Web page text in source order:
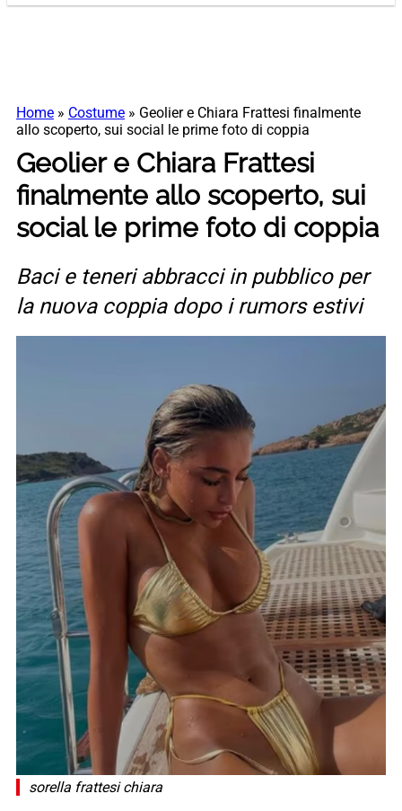
Home » Costume » Geolier e Chiara Frattesi finalmente
allo scoperto, sui social le prime foto di coppia
Geolier e Chiara Frattesi
finalmente allo scoperto, sui
social le prime foto di coppia
Baci e teneri abbracci in pubblico per
la nuova coppia dopo i rumors estivi
sorella frattesi chiara